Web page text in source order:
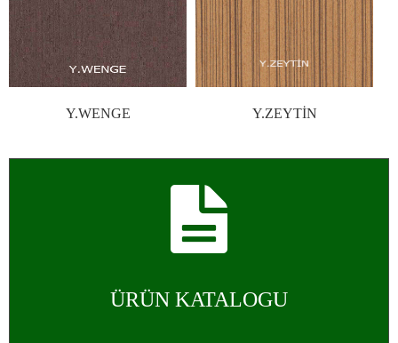
Y.WENGE Y.ZEYTİN
ÜRÜN KATALOGU